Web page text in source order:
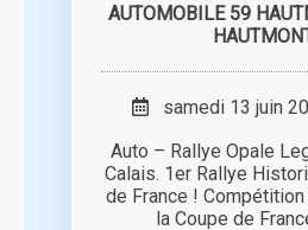
AUTOMOBILE 59
samedi 13 juin
Auto – Rallye Opale
Calais. 1er Rallye
de France !
la Coupe de